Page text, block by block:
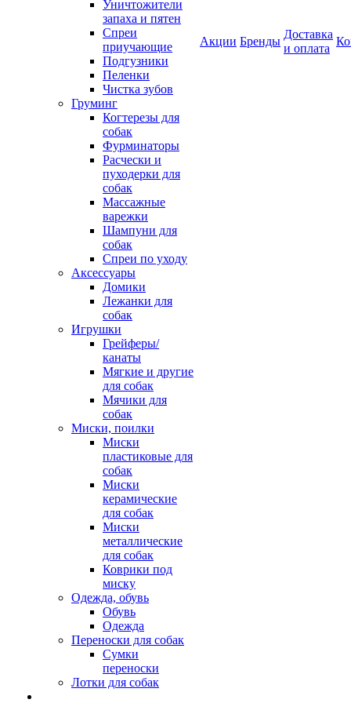
Уничтожители
запаха и пятен
Спреи
приучающие
Подгузники
Пеленки
Чистка зубов
Груминг
Когтерезы для
собак
Фурминаторы
Расчески и
пуходерки для
собак
Массажные
варежки
Шампуни для
собак
Спреи по уходу
Аксессуары
Домики
Лежанки для
собак
Игрушки
Грейферы/
канаты
Мягкие и другие
для собак
Мячики для
собак
Миски, поилки
Миски
пластиковые для
собак
Миски
керамические
для собак
Миски
металлические
для собак
Коврики под
миску
Одежда, обувь
Обувь
Одежда
Переноски для собак
Сумки
переноски
Лотки для собак
Акции Бренды
Доставка
и оплата